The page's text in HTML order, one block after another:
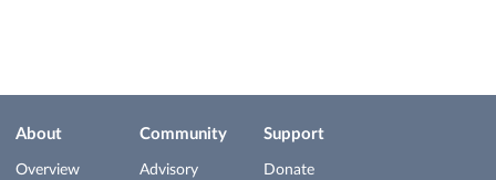
About
Overview
Community
Advisory
Support
Donate